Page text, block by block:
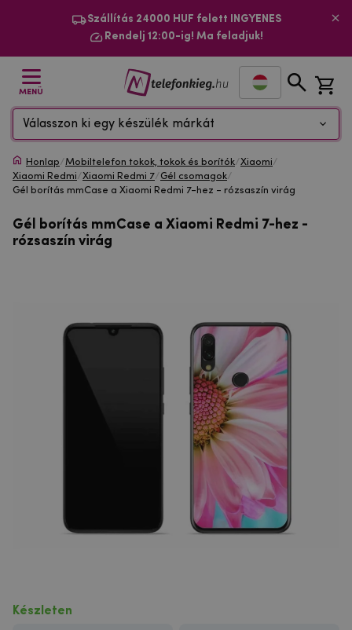
Szállítás 24000 HUF felett INGYENES
Rendelj 12:00-ig! Ma feladjuk!
MENÜ
Válasszon ki egy készülék márkát
Honlap/Mobiltelefon tokok, tokok és borítók/Xiaomi/
Xiaomi Redmi/Xiaomi Redmi 7/Gél csomagok/
Gél borítás mmCase a Xiaomi Redmi 7-hez - rózsaszín virág
Gél borítás mmCase a Xiaomi Redmi 7-hez -
rózsaszín virág
Készleten